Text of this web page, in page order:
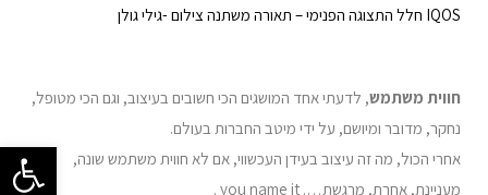
פתח
IQOS חלל התצוגה הפנימי – תאורה משתנה צילום -גילי גולן
חווית משתמש, לדעתי אחד המושגים הכי חשובים בעיצוב, וגם הכי מטופל,
נחקר, מדובר ומיושם, על ידי מיטב החברות בעולם.
אחרי הכול, מה זה עיצוב בעידן העכשווי, אם לא חווית משתמש שונה,
מעניינת, אחרת, מרגשת…. you name it .